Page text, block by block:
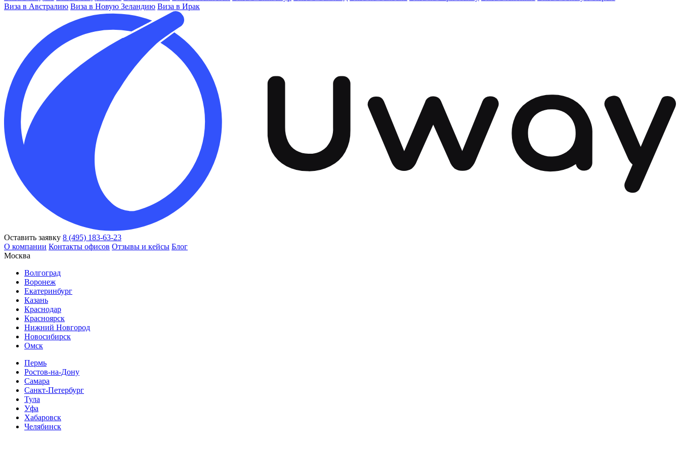
Виза в Австралию Виза в Новую Зеландию Виза в Ирак
Оставить заявку 8 (495) 183-63-23
О компании Контакты офисов Отзывы и кейсы Блог
Москва
Волгоград
Воронеж
Екатеринбург
Казань
Краснодар
Красноярск
Нижний Новгород
Новосибирск
Омск
Пермь
Ростов-на-Дону
Самара
Санкт-Петербург
Тула
Уфа
Хабаровск
Челябинск